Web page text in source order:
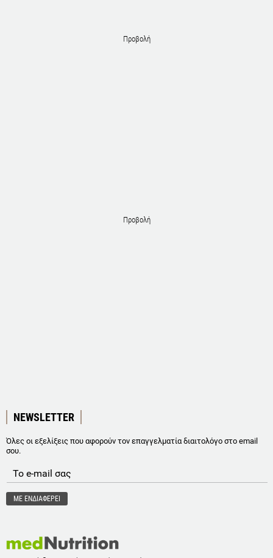
Προβολή
Προβολή
NEWSLETTER
Όλες οι εξελίξεις που αφορούν τον επαγγελματία διαιτολόγο στο email
σου.